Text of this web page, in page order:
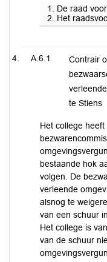
1. De raad
2. Het
A.6.1
Contrair
te Stiens
Het college
bestaande hok
volgen. De
verleende
alsnog te
van een schuur
Het college is
van de schuur